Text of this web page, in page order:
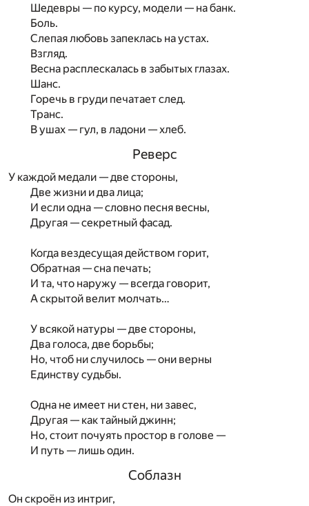
Шедевры — по курсу, модели — на банк.
Боль.
Слепая любовь запеклась на устах.
Взгляд.
Весна расплескалась в забытых глазах.
Шанс.
Горечь в груди печатает след.
Транс.
В ушах — гул, в ладони — хлеб.
Реверс
У каждой медали — две стороны,
Две жизни и два лица;
И если одна — словно песня весны,
Другая — секретный фасад.
Когда вездесущая действом горит,
Обратная — сна печать;
И та, что наружу — всегда говорит,
А скрытой велит молчать…
У всякой натуры — две стороны,
Два голоса, две борьбы;
Но, чтоб ни случилось — они верны
Единству судьбы.
Одна не имеет ни стен, ни завес,
Другая — как тайный джинн;
Но, стоит почуять простор в голове —
И путь — лишь один.
Соблазн
Он скроён из интриг,